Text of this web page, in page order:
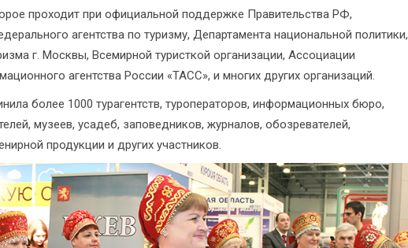
проходит при официальной поддержке Правительства РФ,
агентства по туризму, Департамента национальной политики,
г. Москвы, Всемирной туристкой организации, Ассоциации
агентства России «ТАСС», и многих других организаций.
более 1000 турагентств, туроператоров, информационных бюро,
музеев, усадеб, заповедников, журналов, обозревателей,
продукции и других участников.